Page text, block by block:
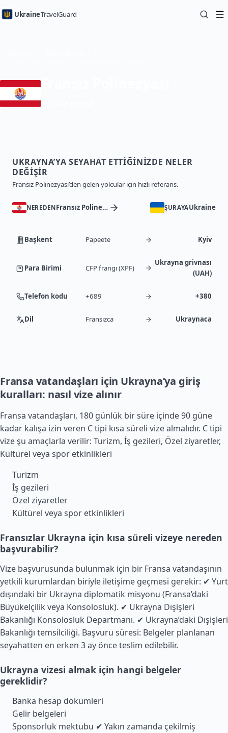
UkraineTravelGuard
UKRAYNA’YA SEYAHAT ETTIĞINIZDE NELER
DEĞIŞIR
Fransız Polinezyası’den gelen yolcular için hızlı referans.
NEREDEN Fransız Polinezyası ŞURAYAUkraine
Başkent Papeete Kyiv
Para Birimi CFP frangı (XPF)
Ukrayna grivnası
(UAH)
Telefon kodu +689 +380
Dil Fransızca Ukraynaca
Fransa vatandaşları için Ukrayna’ya giriş
kuralları: nasıl vize alınır
Fransa vatandaşları, 180 günlük bir süre içinde 90 güne
kadar kalışa izin veren C tipi kısa süreli vize almalıdır. C tipi
vize şu amaçlarla verilir: Turizm, İş gezileri, Özel ziyaretler,
Kültürel veya spor etkinlikleri
Turizm
İş gezileri
Özel ziyaretler
Kültürel veya spor etkinlikleri
Fransızlar Ukrayna için kısa süreli vizeye nereden
başvurabilir?
Vize başvurusunda bulunmak için bir Fransa vatandaşının
yetkili kurumlardan biriyle iletişime geçmesi gerekir: ✔ Yurt
dışındaki bir Ukrayna diplomatik misyonu (Fransa’daki
Büyükelçilik veya Konsolosluk). ✔ Ukrayna Dışişleri
Bakanlığı Konsolosluk Departmanı. ✔ Ukrayna’daki Dışişleri
Bakanlığı temsilciliği. Başvuru süresi: Belgeler planlanan
seyahatten en erken 3 ay önce teslim edilebilir.
Ukrayna vizesi almak için hangi belgeler
gereklidir?
Banka hesap dökümleri
Gelir belgeleri
Sponsorluk mektubu ✔ Yakın zamanda çekilmiş